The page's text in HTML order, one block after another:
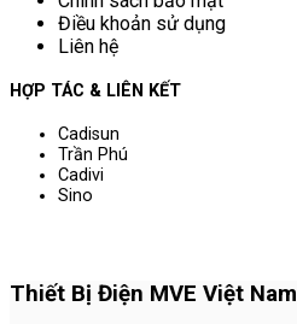
Điều khoản sử dụng
Liên hệ
HỢP TÁC & LIÊN KẾT
Cadisun
Trần Phú
Cadivi
Sino
Thiết Bị Điện MVE Việt Nam